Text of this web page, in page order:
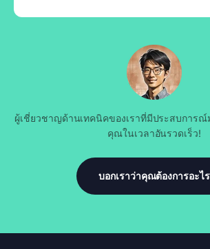
ผู้เชี่ยวชาญด้านเทคนิคของเราที่มีประสบการณ์
คุณในเวลาอันรวดเร็ว!
บอกเราว่าคุณต้องการอะไร